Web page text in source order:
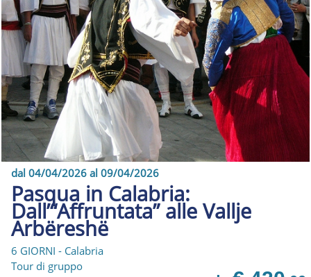
dal 04/04/2026 al 09/04/2026
Pasqua in Calabria:
Dall’“Affruntata” alle Vallje
Arbëreshë
6 GIORNI - Calabria
Tour di gruppo